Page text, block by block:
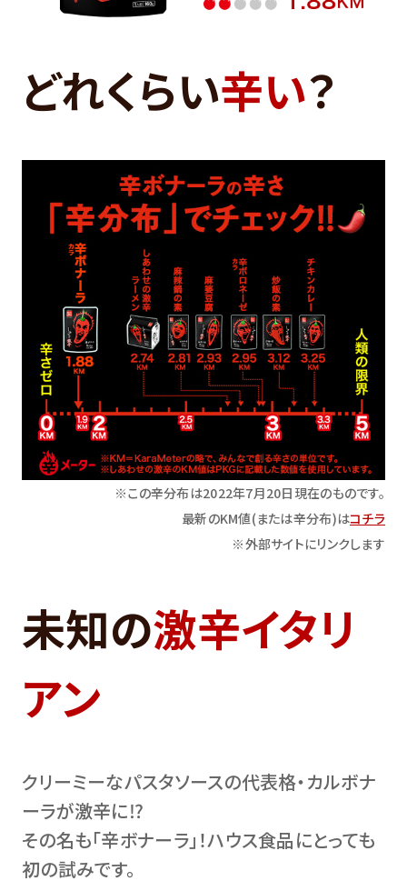
どれくらい辛い？
※この辛分布は2022年7月20日現在のものです。
最新のKM値(または辛分布)はコチラ
※外部サイトにリンクします
未知の激辛イタリ
アン
クリーミーなパスタソースの代表格・カルボナ
ーラが激辛に⁉
その名も｢辛ボナーラ｣！ハウス食品にとっても
初の試みです。